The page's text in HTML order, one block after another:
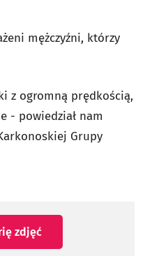
mężczyźni, którzy
z ogromną prędkością,
- powiedział nam
Grupy
zdjęć